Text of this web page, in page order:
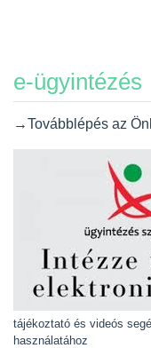
e-ügyintézés
→Továbblépés az
tájékoztató és videós
használatához